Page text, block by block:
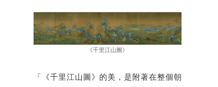
《千里江山圖》
「《千里江山圖》的美，是附著在整個朝